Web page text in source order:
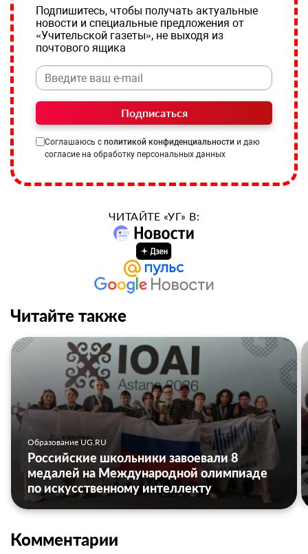
Подпишитесь, чтобы получать актуальные
новости и специальные предложения от
«Учительской газеты», не выходя из
почтового ящика
Подписаться
Соглашаюсь с политикой конфиденциальности и даю
согласие на обработку персональных данных
ЧИТАЙТЕ «УГ» В:
Читайте также
Образование UG.RU
Российские школьники завоевали 8
медалей на Международной олимпиаде
по искусственному интеллекту
Комментарии